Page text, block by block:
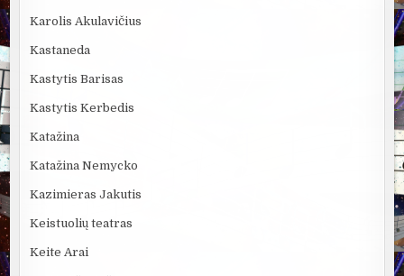
Karolis Akulavičius
Kastaneda
Kastytis Barisas
Kastytis Kerbedis
Katažina
Katažina Nemycko
Kazimieras Jakutis
Keistuolių teatras
Keite Arai